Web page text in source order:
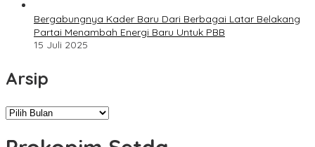
Bergabungnya Kader Baru Dari Berbagai Latar Belakang
Partai Menambah Energi Baru Untuk PBB
15 Juli 2025
Arsip
Arsip